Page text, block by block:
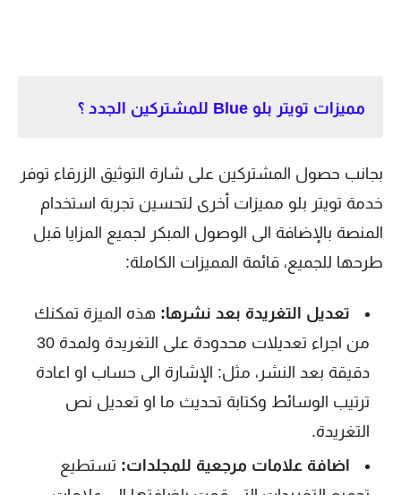
مميزات تويتر بلو Blue للمشتركين الجدد ؟
بجانب حصول المشتركين على شارة التوثيق الزرقاء توفر
خدمة تويتر بلو مميزات أخرى لتحسين تجربة استخدام
المنصة بالإضافة الى الوصول المبكر لجميع المزايا قبل
طرحها للجميع، قائمة المميزات الكاملة:
تعديل التغريدة بعد نشرها: هذه الميزة تمكنك
من اجراء تعديلات محدودة على التغريدة ولمدة 30
دقيقة بعد النشر، مثل: الإشارة الى حساب او اعادة
ترتيب الوسائط وكتابة تحديث ما او تعديل نص
التغريدة.
اضافة علامات مرجعية للمجلدات: تستطيع